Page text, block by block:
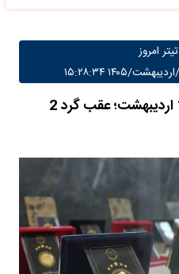
تیتر امروز
قیمت سکه امروز سه شنبه 15 اردیبهشت؛ عقب گرد 2